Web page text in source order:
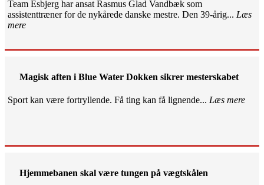
Team Esbjerg har ansat Rasmus Glad Vandbæk som
assistenttræner for de nykårede danske mestre. Den 39-årig... Læs
mere
Magisk aften i Blue Water Dokken sikrer mesterskabet
Sport kan være fortryllende. Få ting kan få lignende... Læs mere
Hjemmebanen skal være tungen på vægtskålen